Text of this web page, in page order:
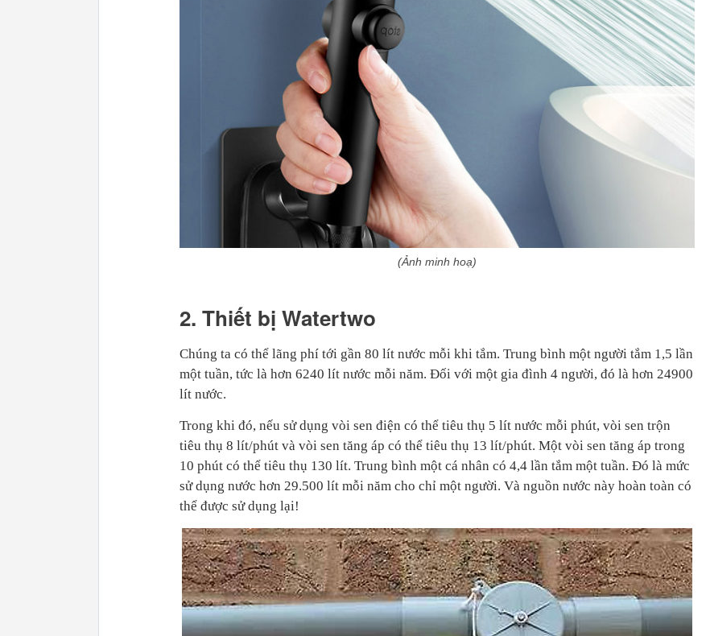
(Ảnh minh hoạ)
2. Thiết bị Watertwo
Chúng ta có thể lãng phí tới gần 80 lít nước mỗi khi tắm. Trung bình một người tắm 1,5 lần
một tuần, tức là hơn 6240 lít nước mỗi năm. Đối với một gia đình 4 người, đó là hơn 24900
lít nước.
Trong khi đó, nếu sử dụng vòi sen điện có thể tiêu thụ 5 lít nước mỗi phút, vòi sen trộn
tiêu thụ 8 lít/phút và vòi sen tăng áp có thể tiêu thụ 13 lít/phút. Một vòi sen tăng áp trong
10 phút có thể tiêu thụ 130 lít. Trung bình một cá nhân có 4,4 lần tắm một tuần. Đó là mức
sử dụng nước hơn 29.500 lít mỗi năm cho chỉ một người. Và nguồn nước này hoàn toàn có
thể được sử dụng lại!